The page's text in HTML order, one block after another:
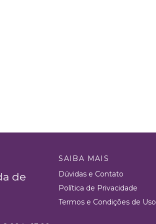
de
SAIBA MAIS
Dúvidas e Contato
Política de Privacidade
Termos e Condições de Uso